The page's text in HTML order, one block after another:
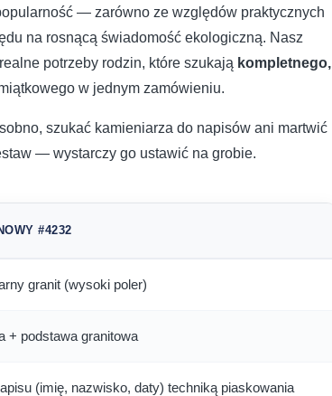
— zarówno ze względów praktycznych
na rosnącą świadomość ekologiczną. Nasz
potrzeby rodzin, które szukają kompletnego,
w jednym zamówieniu.
szukać kamieniarza do napisów ani martwić
— wystarczy go ustawić na grobie.
#4232
granit (wysoki poler)
+ podstawa granitowa
(imię, nazwisko, daty) techniką piaskowania